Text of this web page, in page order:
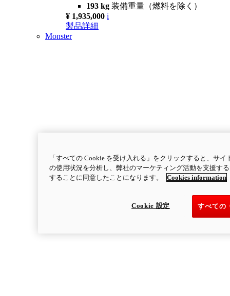
193 kg 装備重量（燃料を除く）
¥ 1,935,000 i
製品詳細
Monster
「すべての Cookie を受け入れる」をクリックすると、サ
の使用状況を分析し、弊社のマーケティング活動を支援す
することに同意したことになります。
Cookies information
すべての
Cookie 設定